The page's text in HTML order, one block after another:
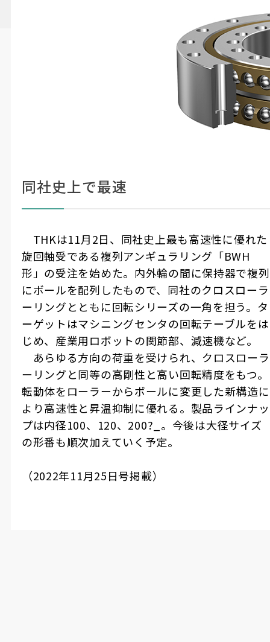
同社史上で最速
THKは11月2日、同社史上最も高速性に優れた
旋回軸受である複列アンギュラリング「BWH
形」の受注を始めた。内外輪の間に保持器で複列
にボールを配列したもので、同社のクロスローラ
ーリングとともに回転シリーズの一角を担う。タ
ーゲットはマシニングセンタの回転テーブルをは
じめ、産業用ロボットの関節部、減速機など。
あらゆる方向の荷重を受けられ、クロスローラ
ーリングと同等の高剛性と高い回転精度をもつ。
転動体をローラーからボールに変更した新構造に
より高速性と昇温抑制に優れる。製品ラインナッ
プは内径100、 120、 200?_。今後は大径サイズ
の形番も順次加えていく予定。
（2022年11月25日号掲載）